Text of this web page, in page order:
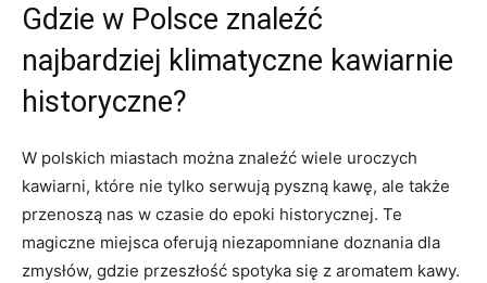
Gdzie w Polsce​ znaleźć
najbardziej klimatyczne kawiarnie
historyczne?
W polskich miastach można ⁣znaleźć wiele ‍uroczych
kawiarni, ‌które⁣ nie tylko serwują pyszną kawę, ale także
przenoszą ​nas w czasie do epoki historycznej.‍ Te
magiczne miejsca oferują niezapomniane‌ doznania dla
zmysłów, gdzie przeszłość ⁢spotyka się z ⁤aromatem ⁣kawy.‌